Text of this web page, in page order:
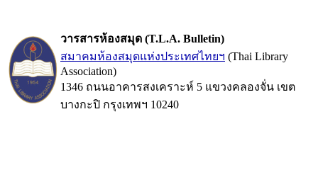
วารสารห้องสมุด (T.L.A. Bulletin)
สมาคมห้องสมุดแห่งประเทศไทยฯ (Thai Library
Association)
1346 ถนนอาคารสงเคราะห์ 5 แขวงคลองจั่น เขต
บางกะปิ กรุงเทพฯ 10240